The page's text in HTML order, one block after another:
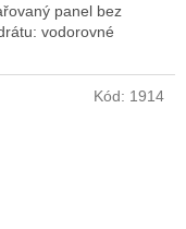
panel bez
vodorovné
Kód: 1914